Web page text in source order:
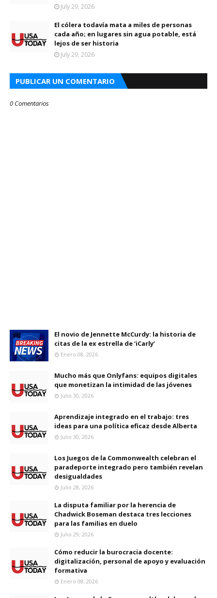
July 29, 2026
El cólera todavía mata a miles de personas
cada año; en lugares sin agua potable, está
lejos de ser historia
July 29, 2026
PUBLICAR UN COMENTARIO
0 Comentarios
El novio de Jennette McCurdy: la historia de
citas de la ex estrella de ‘iCarly’
Enero 08, 2026
Mucho más que Onlyfans: equipos digitales
que monetizan la intimidad de las jóvenes
Julio 30, 2026
Aprendizaje integrado en el trabajo: tres
ideas para una política eficaz desde Alberta
Julio 30, 2026
Los Juegos de la Commonwealth celebran el
paradeporte integrado pero también revelan
desigualdades
Julio 28, 2026
La disputa familiar por la herencia de
Chadwick Boseman destaca tres lecciones
para las familias en duelo
Julio 29, 2026
Cómo reducir la burocracia docente:
digitalización, personal de apoyo y evaluación
formativa
Enero 08, 2026